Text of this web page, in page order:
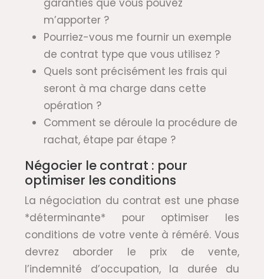
m’apporter ?
Pourriez-vous me fournir un exemple
de contrat type que vous utilisez ?
Quels sont précisément les frais qui
seront à ma charge dans cette
opération ?
Comment se déroule la procédure de
rachat, étape par étape ?
Négocier le contrat : pour
optimiser les conditions
La négociation du contrat est une phase
*déterminante* pour optimiser les
conditions de votre vente à réméré. Vous
devrez aborder le prix de vente,
l’indemnité d’occupation, la durée du